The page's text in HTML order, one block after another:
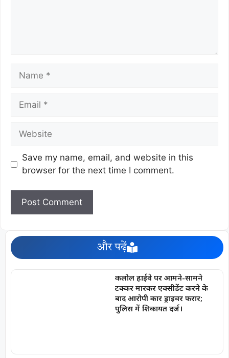
Save my name, email, and website in this
browser for the next time I comment.
और पढ़ें
कलोल हाईवे पर आमने-सामने
टक्कर मारकर एक्सीडेंट करने के
बाद आरोपी कार ड्राइवर फरार;
पुलिस में शिकायत दर्ज।